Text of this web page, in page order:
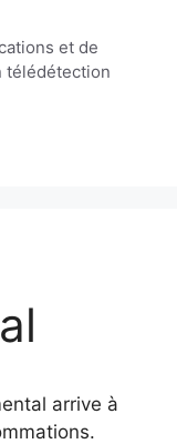
et de
télédétection
arrive à